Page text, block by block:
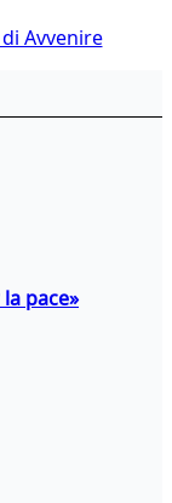
Avvenire
pace»